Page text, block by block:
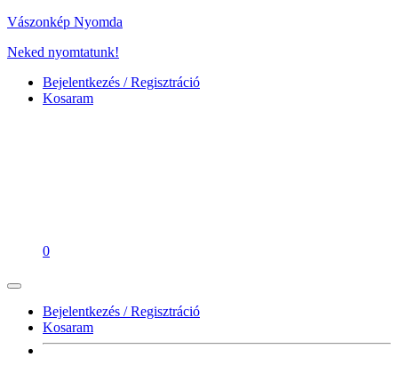
Vászonkép Nyomda
Neked nyomtatunk!
Bejelentkezés / Regisztráció
Kosaram
0
Bejelentkezés / Regisztráció
Kosaram